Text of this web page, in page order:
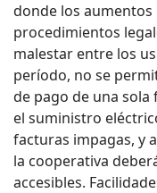
donde los
procedimientos
malestar entre los
período, no se
de pago de una
el suministro
facturas impagas, y
la cooperativa
accesibles.